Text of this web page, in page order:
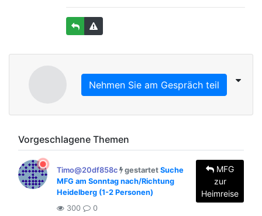
Nehmen Sie am Gespräch teil
Vorgeschlagene Themen
Timo@20df858c gestartet Suche
MFG am Sonntag nach/Richtung
Heidelberg (1-2 Personen)
MFG
zur
Heimreise
300 0